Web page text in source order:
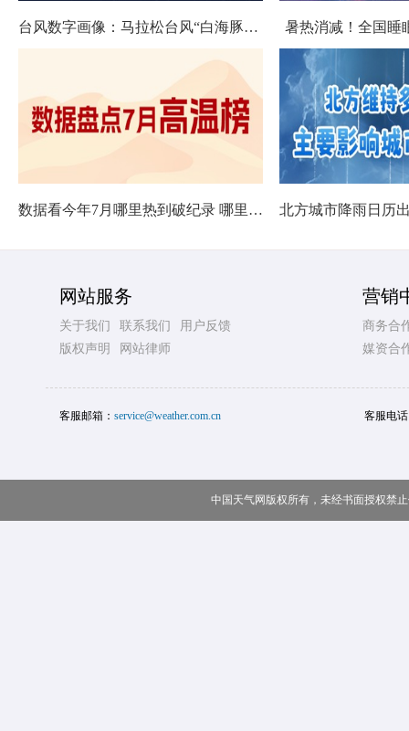
台风数字画像：马拉松台风“白海豚”将影响十余省份 暑热消减！全国睡
数据看今年7月哪里热到破纪录 哪里暑热连轴转
网站服务
关于我们 联系我们
用户反馈
版权声明
网站律师
营销
商务合
媒资合
客服邮箱： service@weather.com.cn 客服电
中国天气网版权所有，未经书面授权